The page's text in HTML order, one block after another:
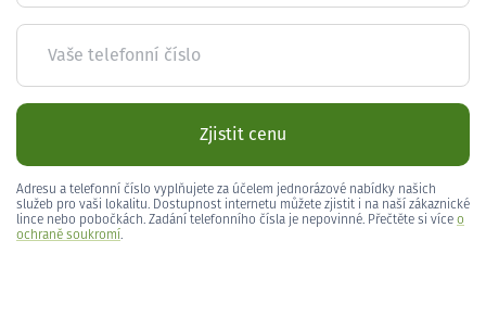
Vaše telefonní číslo
Zjistit cenu
Adresu a telefonní číslo vyplňujete za účelem jednorázové nabídky našich
služeb pro vaši lokalitu. Dostupnost internetu můžete zjistit i na naší zákaznické
lince nebo pobočkách. Zadání telefonního čísla je nepovinné. Přečtěte si více o
ochraně soukromí.